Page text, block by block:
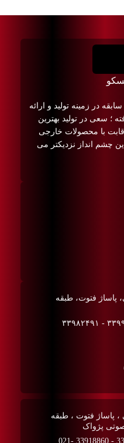
با بیش از 30 سال سابقه در زمینه تولید و ارائه
؛ سعی در تولید بهترین
با محصولات خارجی
چشم انداز نزدیکتر می
پاساژ فتوت، طبقه
، پاساژ فتوت ، طبقه